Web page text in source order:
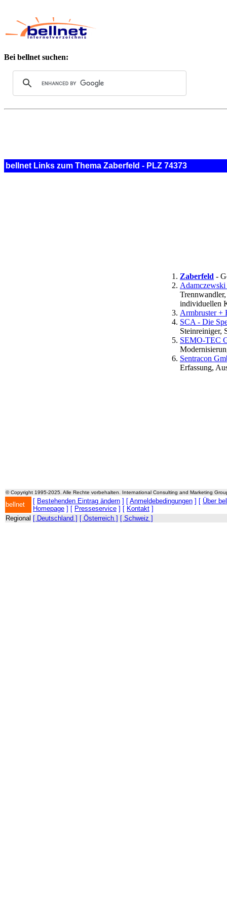
Bei bellnet suchen:
bellnet Links zum Thema Zaberfeld - PLZ 74373
Zaberfeld -
individuellen
Armbruster +
SCA - Die
Steinreiniger,
SEMO-TEC
Sentracon
Erfassung,
© Copyright 1995-2025. Alle Rechte vorbehalten. International Consulting and Marketing
bellnet [ Bestehenden Eintrag ändern ] [ Anmeldebedingungen ] [ Über
Homepage ] [ Presseservice ] [ Kontakt ]
Regional [ Deutschland ] [ Österreich ] [ Schweiz ]